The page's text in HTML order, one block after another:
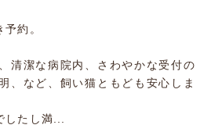
約。
清潔な病院内、さわやかな受付の
、など、飼い猫ともども安心しま
したし満...